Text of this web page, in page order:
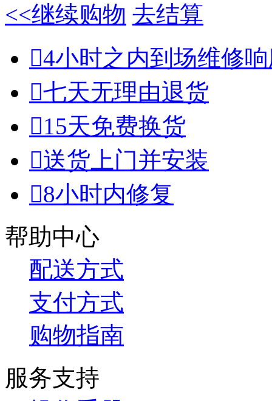
<<继续购物 去结算
4小时之内到场维修
七天无理由退货
15天免费换货
送货上门并安装
8小时内修复
帮助中心
配送方式
支付方式
购物指南
服务支持